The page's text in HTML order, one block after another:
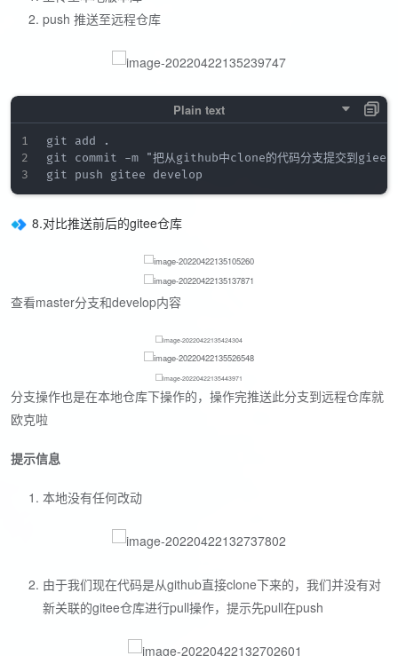
push 推送至远程仓库
git add .
git commit -m "把从github中clone的代码分支提交到gieee
8.对比推送前后的gitee仓库
查看master分支和develop内容
分支操作也是在本地仓库下操作的，操作完推送此分支到远程仓库就
欧克啦
提示信息
本地没有任何改动
由于我们现在代码是从github直接clone下来的，我们并没有对
新关联的gitee仓库进行pull操作，提示先pull在push